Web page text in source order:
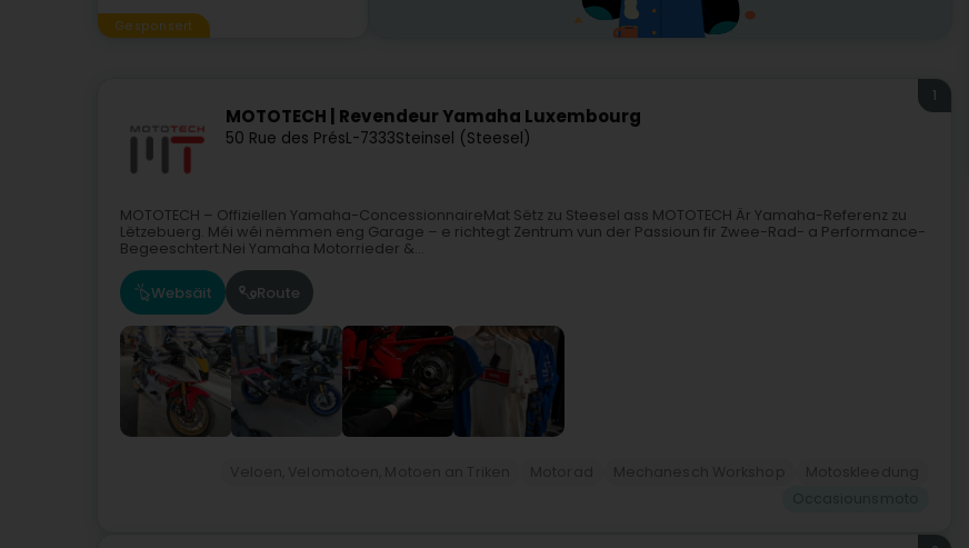
Gesponsert
MOTOTECH | Revendeur Yamaha Luxembourg
50 Rue des PrésL-7333Steinsel (Steesel)
1
MOTOTECH – Offiziellen Yamaha-ConcessionnaireMat Sëtz zu Steesel ass MOTOTECH Är Yamaha-Referenz zu
Lëtzebuerg. Méi wéi nëmmen eng Garage – e richtegt Zentrum vun der Passioun fir Zwee-Rad- a Performance-
Begeeschtert.Nei Yamaha Motorrieder &...
Websäit Route